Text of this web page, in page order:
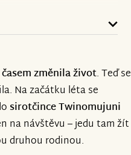
změnila život. Teď se
Na začátku léta se
sirotčinceTwinomujuni
na návštěvu – jedu tam žít
druhou rodinou.